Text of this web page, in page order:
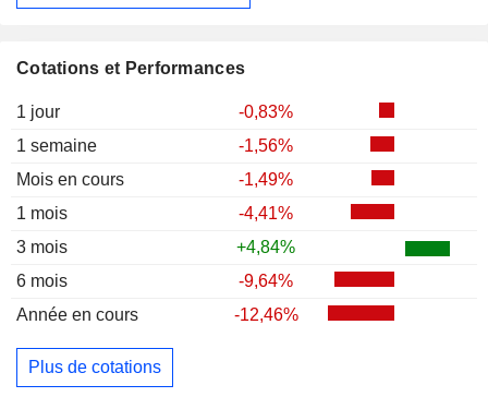
Cotations et Performances
1 jour
-0,83%
1 semaine
-1,56%
Mois en cours
-1,49%
1 mois
-4,41%
3 mois
+4,84%
6 mois
-9,64%
Année en cours
-12,46%
Plus de cotations